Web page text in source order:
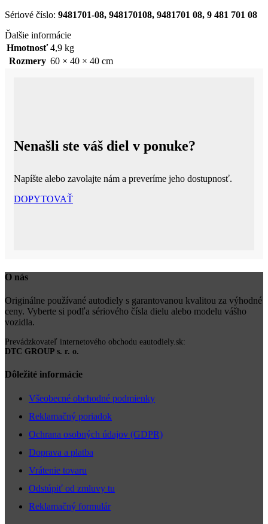
Sériové číslo: 9481701-08, 948170108, 9481701 08, 9 481 701 08
Ďalšie informácie
Hmotnosť 4,9 kg
Rozmery 60 × 40 × 40 cm
Nenašli ste váš diel v ponuke?
Napíšte alebo zavolajte nám a preveríme jeho dostupnosť.
DOPYTOVAŤ
O nás
Originálne používané autodiely s garantovanou kvalitou za výhodné
ceny. Vyberte si podľa sériového čísla dielu alebo modelu vášho
vozidla.
Prevádzkovateľ internetového obchodu eautodiely.sk:
DTC GROUP s. r. o.
Dôležité informácie
Všeobecné obchodné podmienky
Reklamačný poriadok
Ochrana osobných údajov (GDPR)
Doprava a platba
Vrátenie tovaru
Odstúpiť od zmluvy tu
Reklamačný formulár